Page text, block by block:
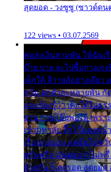
สุดยอด - วงซูซู (ซาวด์ดน
122 views • 03.07.2569
พ่อส่งเงินสามพัน ให้ฉันเ
บ๊าย บาย จะไปซื้อกางเก
เด็กใต้ ลีวายส์อย่างเดียว
หวั่น ตกตัวละหลายพัน กั
และต้องรู้ว่า เด็กใต้ไม่ธ
ยวน กวนโอ๊ยพอได้ เพรา
เข้ามหาลัย จิ๊กโก๊มองหน้
เรื่องแน่นอน แต่ฉันไม่หวั่
พรั่นพรือ มันตอบว่าไม่พรื่
ด้วยกัน ก็เลยรอด สุดยอ